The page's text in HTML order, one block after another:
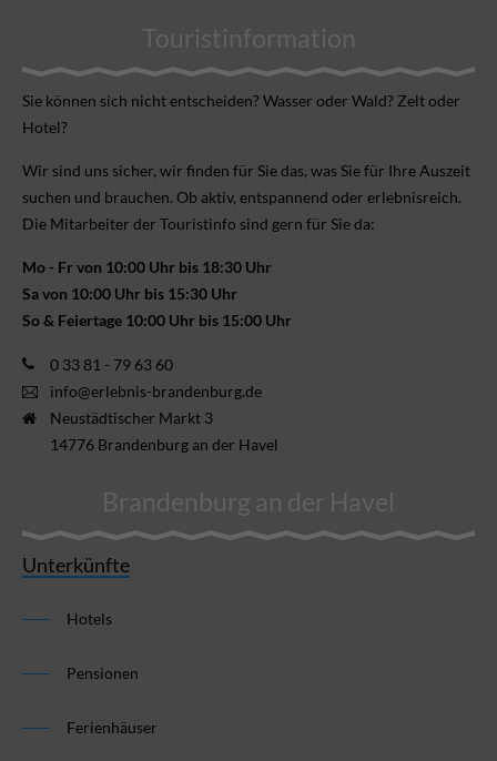
Touristinformation
Sie können sich nicht ent­scheiden? Wasser oder Wald? Zelt oder
Hotel?
Wir sind uns sicher, wir finden für Sie das, was Sie für Ihre Aus­zeit
suchen und brauchen. Ob aktiv, ent­spannend oder erlebnis­reich.
Die Mitarbeiter der Touristinfo sind gern für Sie da:
Mo - Fr von 10:00 Uhr bis 18:30 Uhr
Sa von 10:00 Uhr bis 15:30 Uhr
So & Feiertage 10:00 Uhr bis 15:00 Uhr
0 33 81 - 79 63 60
info@erlebnis-brandenburg.de
Neustädtischer Markt 3
14776 Brandenburg an der Havel
Brandenburg an der Havel
Unterkünfte
Hotels
Pensionen
Ferienhäuser